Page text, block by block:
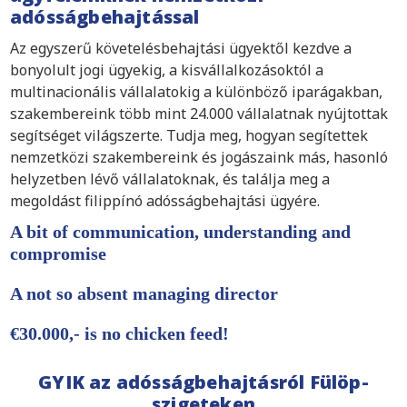
adósságbehajtással
Az egyszerű követelésbehajtási ügyektől kezdve a
bonyolult jogi ügyekig, a kisvállalkozásoktól a
multinacionális vállalatokig a különböző iparágakban,
szakembereink több mint 24.000 vállalatnak nyújtottak
segítséget világszerte. Tudja meg, hogyan segítettek
nemzetközi szakembereink és jogászaink más, hasonló
helyzetben lévő vállalatoknak, és találja meg a
megoldást filippínó adósságbehajtási ügyére.
A bit of communication, understanding and
compromise
A not so absent managing director
€30.000,- is no chicken feed!
GYIK az adósságbehajtásról Fülöp-